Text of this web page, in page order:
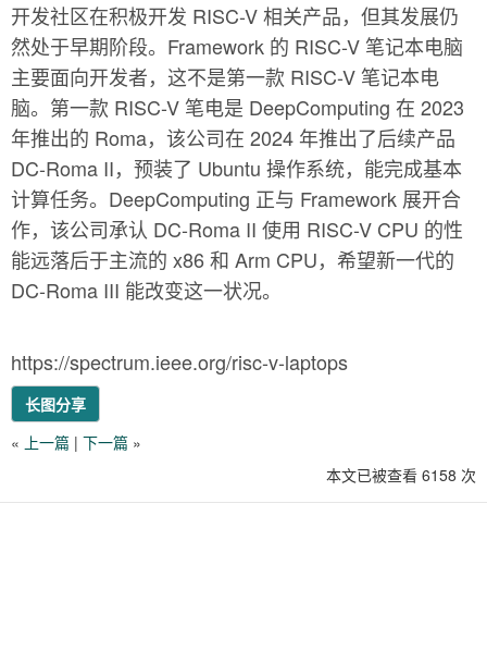
开发社区在积极开发 RISC-V 相关产品，但其发展仍
然处于早期阶段。Framework 的 RISC-V 笔记本电脑
主要面向开发者，这不是第一款 RISC-V 笔记本电
脑。第一款 RISC-V 笔电是 DeepComputing 在 2023
年推出的 Roma，该公司在 2024 年推出了后续产品
DC-Roma II，预装了 Ubuntu 操作系统，能完成基本
计算任务。DeepComputing 正与 Framework 展开合
作，该公司承认 DC-Roma II 使用 RISC-V CPU 的性
能远落后于主流的 x86 和 Arm CPU，希望新一代的
DC-Roma III 能改变这一状况。
https://spectrum.ieee.org/risc-v-laptops
长图分享
« 上一篇 | 下一篇 »
本文已被查看 6158 次